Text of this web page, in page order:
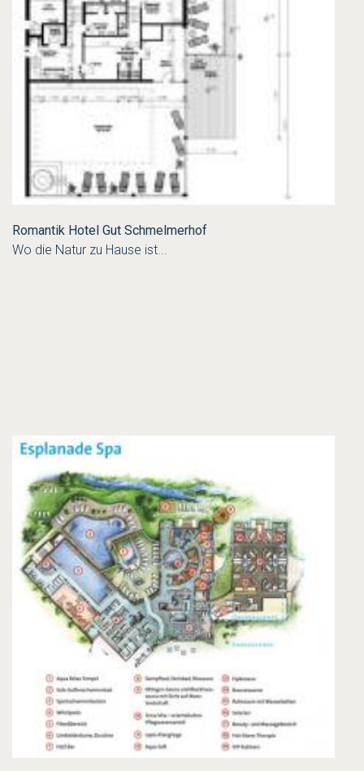
Romantik Hotel Gut Schmelmerhof
Wo die Natur zu Hause ist...